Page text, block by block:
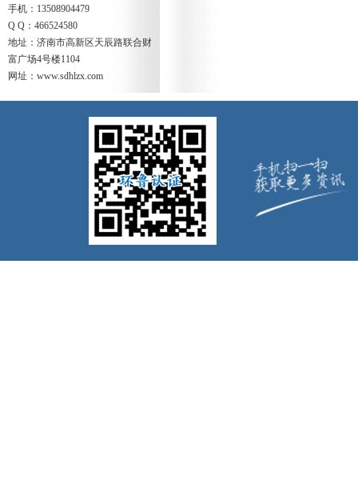
手机：13508904479
Q Q：466524580
地址：济南市高新区天辰路联合财
富广场4号楼1104
网址：www.sdhlzx.com